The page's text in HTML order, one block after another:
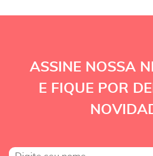
ASSINE NOSSA
E FIQUE POR